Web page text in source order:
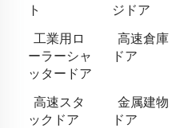
ト
ジドア
工業用ロ
ーラーシャ
ッタードア
高速倉庫
ドア
高速スタ
ックドア
金属建物
ドア